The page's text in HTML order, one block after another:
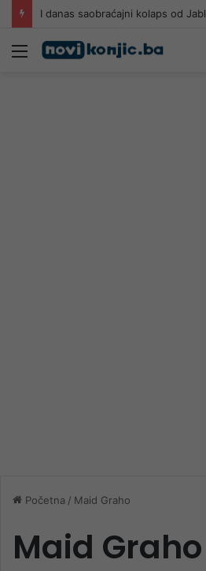
Meni
Početna / Maid Graho
Maid Graho